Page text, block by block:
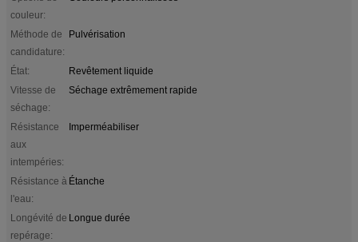
couleur:
Méthode de
candidature:
Pulvérisation
État:
Revêtement liquide
Vitesse de
séchage:
Séchage extrêmement rapide
Résistance
aux
intempéries:
Imperméabiliser
Résistance à
l'eau:
Étanche
Longévité de
repérage:
Longue durée